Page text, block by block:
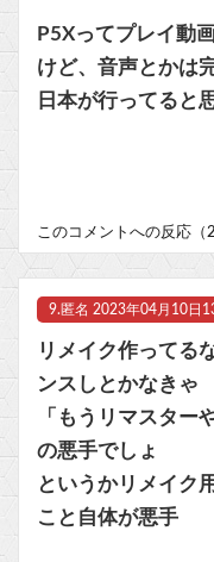
P5Xってプレイ動
けど、音声とかは
日本が行ってると
このコメントへの反応（
9. 匿名 2023年04月10日
リメイク作ってる
ンスしとかなきゃ
「もうリマスター
の悪手でしょ
というかリメイク
こと自体が悪手